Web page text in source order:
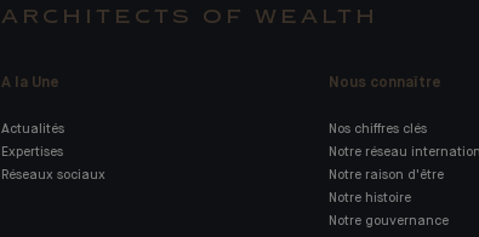
ARCHITECTS OF WEALTH
A la Une
Actualités
Expertises
Réseaux sociaux
Nous connaître
Nos chiffres clés
Notre réseau
Notre raison d'être
Notre histoire
Notre gouvernance